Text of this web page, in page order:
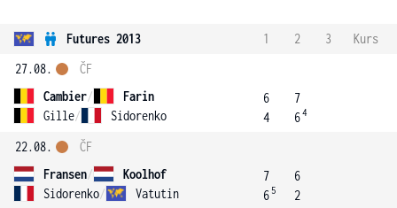
Futures 2013 1 2 3
Kurs
27.08.
Cambier/
Farin
Gille/ Sidorenko
ČF
6
4
7
64
22.08.
Fransen/
Koolhof
Sidorenko/ Vatutin
ČF
7
6 5
6
2